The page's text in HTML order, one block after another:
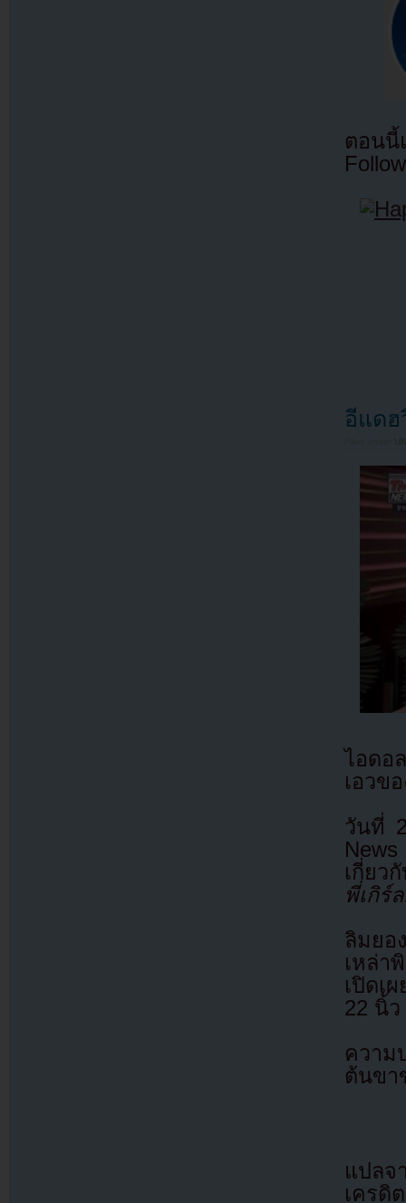
ตอนนี้
อีแดฮ
ไอดอ
เอวข
วันที่
เกี่ยว
พี่เกิร์
ลิมยอ
เหล่า
เปิดเ
22 นิ้ว
ความ
ต้นขา
แปล
เครดิ